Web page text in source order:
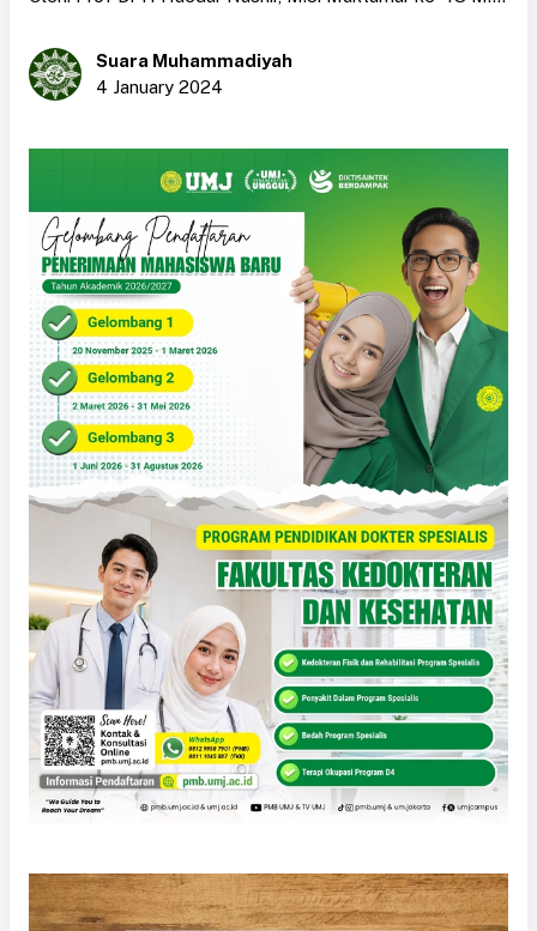
Suara Muhammadiyah
4 January 2024